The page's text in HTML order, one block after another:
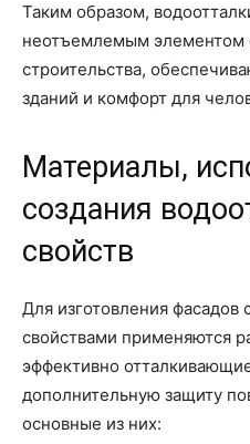
Таким образом,
неотъемлемым элементом
строительства,
зданий и комфорт для
Материалы,
создания
свойств
Для изготовления
свойствами применяются
эффективно
дополнительную защиту
основные из них: